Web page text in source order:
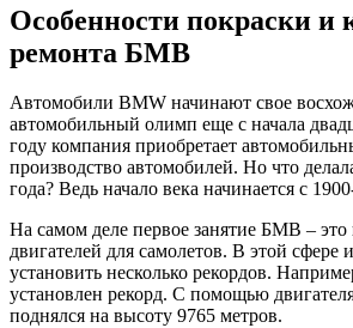
Особенности покраски и
ремонта БМВ
Автомобили BMW начинают свое
автомобильный олимп еще с начала
году компания приобретает
производство автомобилей. Но что
года? Ведь начало века начинается с
На самом деле первое занятие БМВ – это
двигателей для самолетов. В этой сфере
установить несколько рекордов.
установлен рекорд. С помощью
поднялся на высоту 9765 метров.